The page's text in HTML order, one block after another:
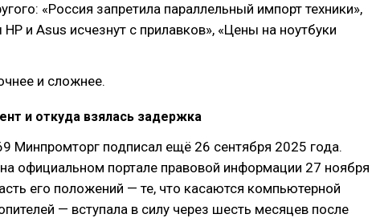
«Россия запретила параллельный импорт техники»,
и Asus исчезнут с прилавков», «Цены на ноутбуки
и сложнее.
и откуда взялась задержка
Минпромторг подписал ещё 26 сентября 2025 года.
официальном портале правовой информации 27 ноября
его положений — те, что касаются компьютерной
— вступала в силу через шесть месяцев после